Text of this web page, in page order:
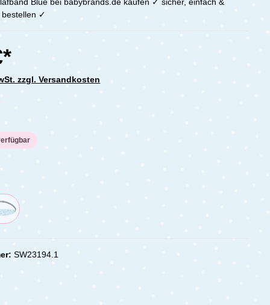
bestellen ✓
zzgl. Versandkosten
SW23194.1